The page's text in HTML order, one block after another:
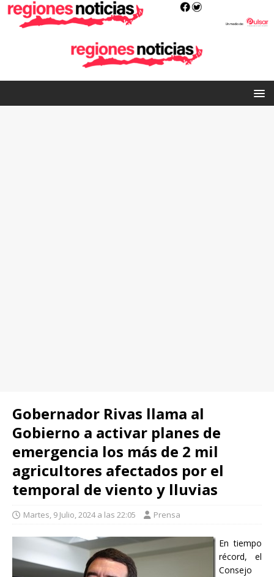
Gobernador Rivas llama al
Gobierno a activar planes de
emergencia los más de 2 mil
agricultores afectados por el
temporal de viento y lluvias
Martes, 9 Julio, 2024 a las 22:05 Prensa
En tiempo
récord, el
Consejo